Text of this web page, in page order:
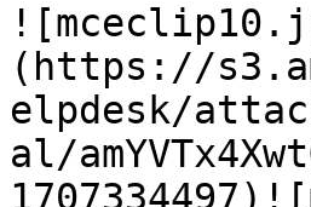
(https://
elpdesk/
al/